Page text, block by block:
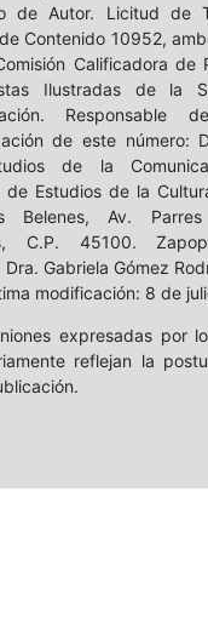
de Autor. Licitud de
Contenido 10952,
Calificadora de
Ilustradas de la
Responsable
de este número:
de la
de Estudios de la
Belenes, Av.
C.P. 45100.
Dra. Gabriela Gómez
modificación: 8 de
expresadas por
reflejan la